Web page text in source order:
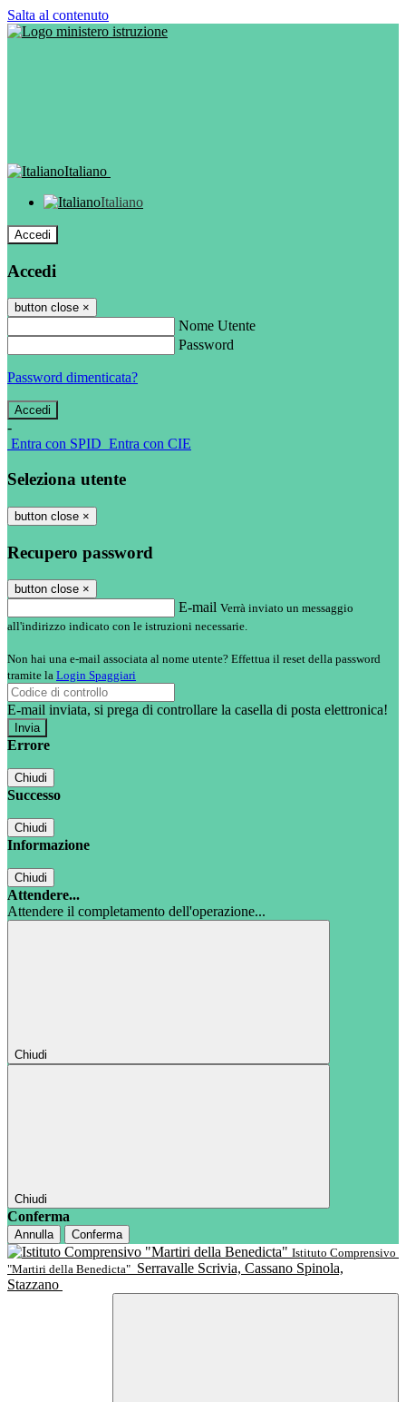
Salta al contenuto
Italiano
Italiano
Accedi
Accedi
button close ×
Nome Utente
Password
Password dimenticata?
-
Entra con SPID Entra con CIE
Seleziona utente
button close ×
Recupero password
button close ×
E-mail Verrà inviato un messaggio
all'indirizzo indicato con le istruzioni necessarie.
Non hai una e-mail associata al nome utente? Effettua il reset della password
tramite la Login Spaggiari
E-mail inviata, si prega di controllare la casella di posta elettronica!
Errore
Chiudi
Successo
Chiudi
Informazione
Chiudi
Attendere...
Attendere il completamento dell'operazione...
Chiudi
Chiudi
Conferma
Annulla
Conferma
Istituto Comprensivo
"Martiri della Benedicta" Serravalle Scrivia, Cassano Spinola,
Stazzano